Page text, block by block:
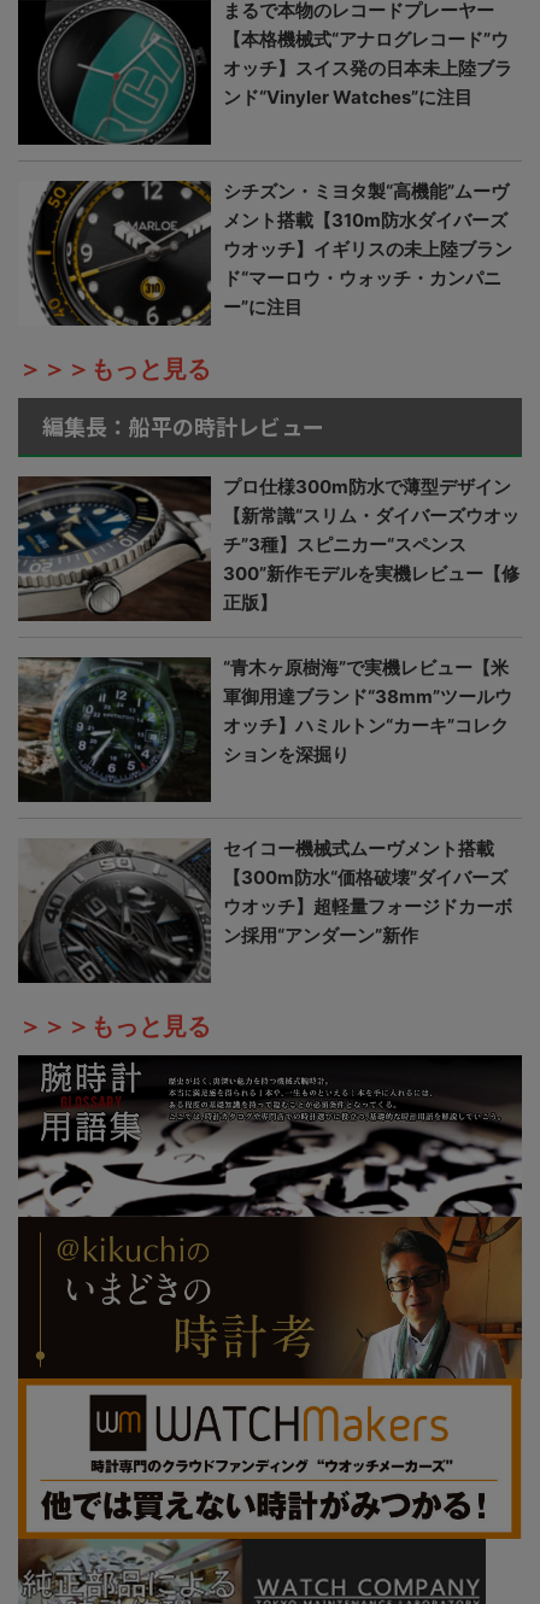
まるで本物のレコードプレーヤー
【本格機械式“アナログレコード”ウ
オッチ】スイス発の日本未上陸ブラ
ンド“Vinyler Watches”に注目
シチズン・ミヨタ製“高機能”ムーヴ
メント搭載【310m防水ダイバーズ
ウオッチ】イギリスの未上陸ブラン
ド“マーロウ・ウォッチ・カンパニ
ー”に注目
＞＞＞もっと見る
編集長：船平の時計レビュー
プロ仕様300m防水で薄型デザイン
【新常識“スリム・ダイバーズウオッ
チ”3種】スピニカー“スペンス
300”新作モデルを実機レビュー【修
正版】
“青木ヶ原樹海”で実機レビュー【米
軍御用達ブランド“38mm”ツールウ
オッチ】ハミルトン“カーキ”コレク
ションを深掘り
セイコー機械式ムーヴメント搭載
【300m防水“価格破壊”ダイバーズ
ウオッチ】超軽量フォージドカーボ
ン採用“アンダーン”新作
＞＞＞もっと見る